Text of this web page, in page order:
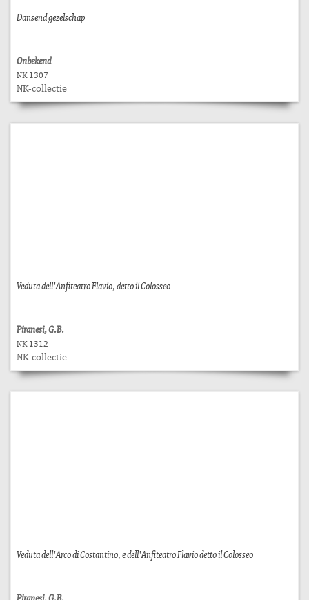
Dansend gezelschap
Onbekend
NK 1307
NK-collectie
Veduta dell'Anfiteatro Flavio, detto il Colosseo
Piranesi, G.B.
NK 1312
NK-collectie
Veduta dell'Arco di Costantino, e dell'Anfiteatro Flavio detto il Colosseo